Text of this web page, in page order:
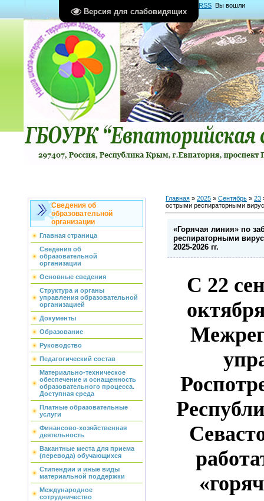
Версия для слабовидящих
RSS Вы вошли
какГость Группа "Гости"
Сведения об
образовательной
организации
Главная страница
Сведения об
образовательной
организации
Основные сведения
Структура и органы
управления образовательной
организацией
Документы
Образование
Руководство
Педагогический состав
Материально-техническое
обеспечение и оснащенность
образовательного процесса.
Доступная среда
Платные образовательные
услуги
Финансово-хозяйственная
деятельность
Вакантные места для приема
(перевода) обучающихся
Стипендии и иные виды
материальной поддержки
Международное
сотрудничество
Главная » 2025 » Сентябрь » 23
острыми респираторными
«Горячая линия» по
респираторными
2025-2026 гг.
С 22